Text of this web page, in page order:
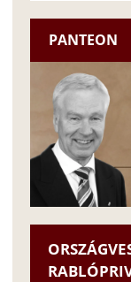
PANTEON